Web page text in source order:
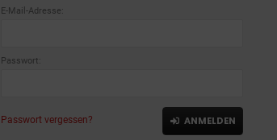
E-Mail-Adresse:
Passwort:
Passwort vergessen? ANMELDEN